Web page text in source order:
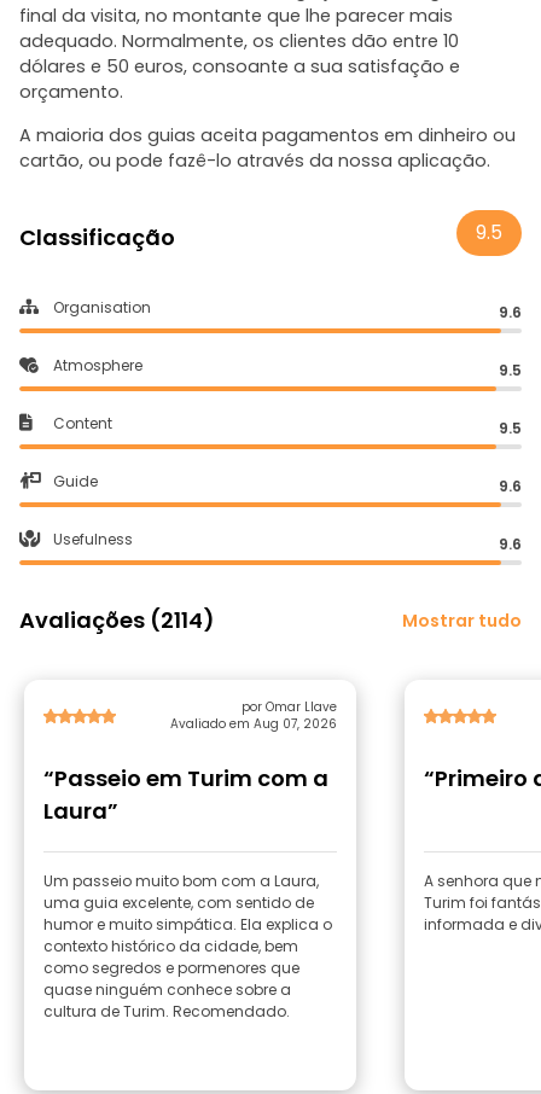
final da visita, no montante que lhe parecer mais
adequado. Normalmente, os clientes dão entre 10
dólares e 50 euros, consoante a sua satisfação e
orçamento.
A maioria dos guias aceita pagamentos em dinheiro ou
cartão, ou pode fazê-lo através da nossa aplicação.
Classificação 9.5
Organisation 9.6
Atmosphere 9.5
Content 9.5
Guide 9.6
Usefulness 9.6
Avaliações (2114) Mostrar tudo
por Omar Llave
Avaliado em Aug 07, 2026
“Passeio em Turim com a
Laura”
Um passeio muito bom com a Laura,
uma guia excelente, com sentido de
humor e muito simpática. Ela explica o
contexto histórico da cidade, bem
como segredos e pormenores que
quase ninguém conhece sobre a
cultura de Turim. Recomendado.
“Primeiro
A senhora que
Turim foi
informada e